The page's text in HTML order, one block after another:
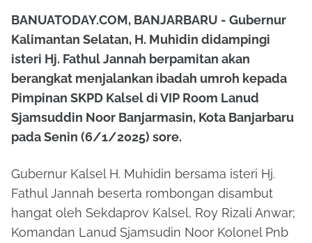
BANUATODAY.COM, BANJARBARU - Gubernur
Kalimantan Selatan, H. Muhidin didampingi
isteri Hj. Fathul Jannah berpamitan akan
berangkat menjalankan ibadah umroh kepada
Pimpinan SKPD Kalsel di VIP Room Lanud
Sjamsuddin Noor Banjarmasin, Kota Banjarbaru
pada Senin (6/1/2025) sore.
Gubernur Kalsel H. Muhidin bersama isteri Hj.
Fathul Jannah beserta rombongan disambut
hangat oleh Sekdaprov Kalsel, Roy Rizali Anwar;
Komandan Lanud Sjamsudin Noor Kolonel Pnb